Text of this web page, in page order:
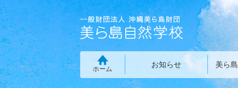
ホーム
お知らせ 美ら